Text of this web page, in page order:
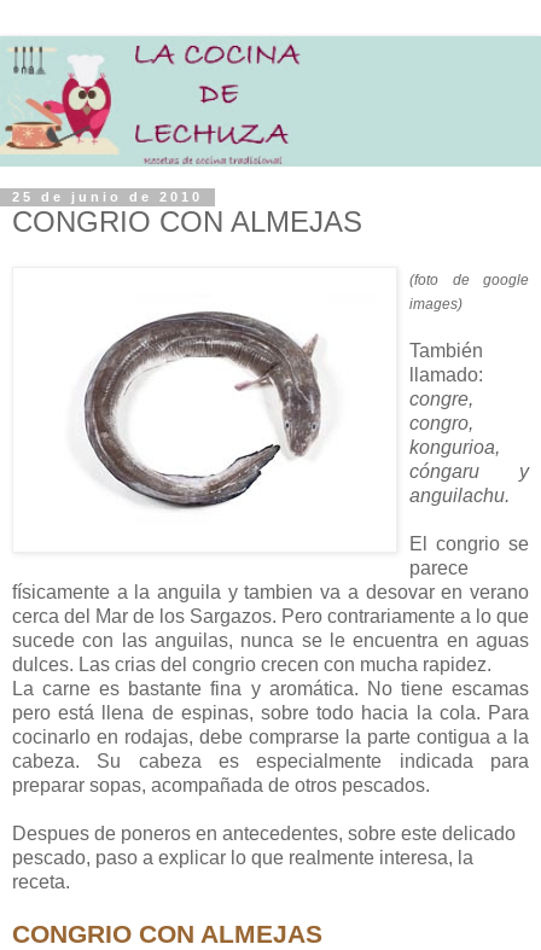
25 de junio de 2010
CONGRIO CON ALMEJAS
(foto de google
images)
También
llamado:
congre,
congro,
kongurioa,
cóngaru y
anguilachu.
El congrio se
parece
físicamente a la anguila y tambien va a desovar en verano
cerca del Mar de los Sargazos. Pero contrariamente a lo que
sucede con las anguilas, nunca se le encuentra en aguas
dulces. Las crias del congrio crecen con mucha rapidez.
La carne es bastante fina y aromática. No tiene escamas
pero está llena de espinas, sobre todo hacia la cola. Para
cocinarlo en rodajas, debe comprarse la parte contigua a la
cabeza. Su cabeza es especialmente indicada para
preparar sopas, acompañada de otros pescados.
Despues de poneros en antecedentes, sobre este delicado
pescado, paso a explicar lo que realmente interesa, la
receta.
CONGRIO CON ALMEJAS